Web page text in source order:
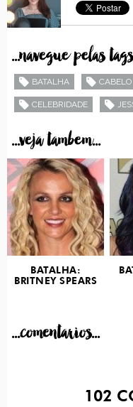
...navegue pelas
BATALHA CABELO
CELEBRIDADE
...veja tambem...
BATALHA:
BRITNEY SPEARS
...comentarios...
102